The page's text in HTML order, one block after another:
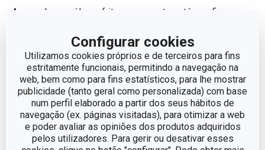
Configurar cookies
Utilizamos cookies próprios e de terceiros para fins
estritamente funcionais, permitindo a navegação na
web, bem como para fins estatísticos, para lhe mostrar
publicidade (tanto geral como personalizada) com base
num perfil elaborado a partir dos seus hábitos de
navegação (ex. páginas visitadas), para otimizar a web
e poder avaliar as opiniões dos produtos adquiridos
pelos utilizadores. Para gerir ou desativar esses
Aqueça bem o óleo e frite os croquetes até que fiquem
coloque-os sobre papel absorvente para eliminar o
excesso de gordura.
Sirva os croquetes ainda quentes, acompanhados por uma
salada de folhas verdes ou um arroz de feijão malandro
para uma refeição de conforto completa ou com uma
maionesa caseira de preferir os croquetes como snack.